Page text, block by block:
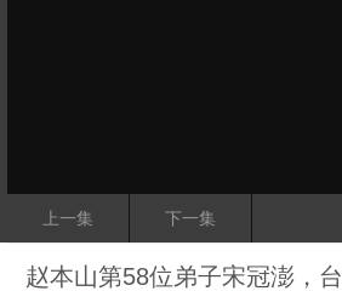
上一集 下一集
赵本山第58位弟子宋冠澎，